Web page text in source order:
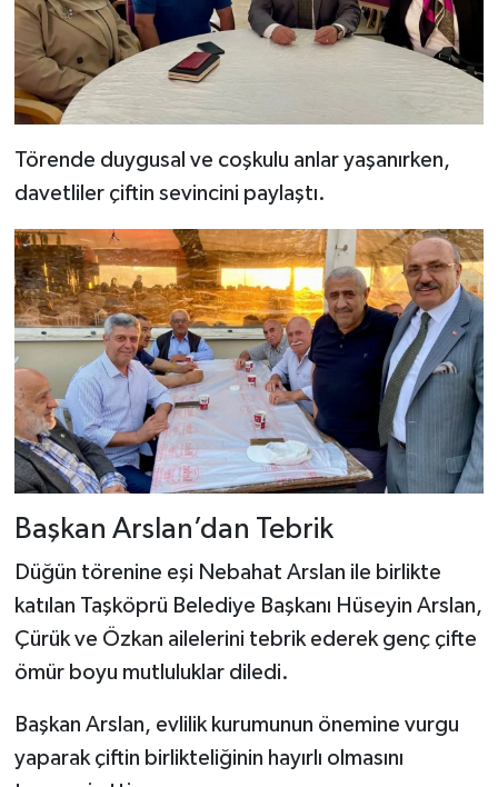
Törende duygusal ve coşkulu anlar yaşanırken,
davetliler çiftin sevincini paylaştı.
Başkan Arslan’dan Tebrik
Düğün törenine eşi Nebahat Arslan ile birlikte
katılan Taşköprü Belediye Başkanı Hüseyin Arslan,
Çürük ve Özkan ailelerini tebrik ederek genç çifte
ömür boyu mutluluklar diledi.
Başkan Arslan, evlilik kurumunun önemine vurgu
yaparak çiftin birlikteliğinin hayırlı olmasını